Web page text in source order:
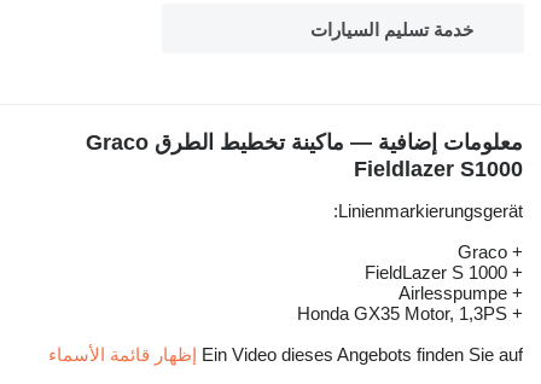
خدمة تسليم السيارات
معلومات إضافية — ماكينة تخطيط الطرق Graco
Fieldlazer S1000
Linienmarkierungsgerät:
+ Graco
+ FieldLazer S 1000
+ Airlesspumpe
+ Honda GX35 Motor, 1,3PS
Ein Video dieses Angebots finden Sie auf إظهار قائمة الأسماء